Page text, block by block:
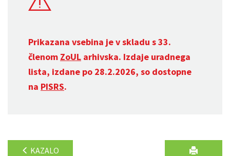
Prikazana vsebina je v skladu s 33.
členom ZoUL arhivska. Izdaje uradnega
lista, izdane po 28.2.2026, so dostopne
na PISRS.
KAZALO